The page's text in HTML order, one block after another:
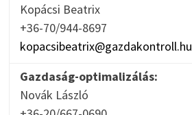
Kopácsi Beatrix
+36-70/944-8697
kopacsibeatrix@gazdakontroll.hu
Gazdaság-optimalizálás:
Novák László